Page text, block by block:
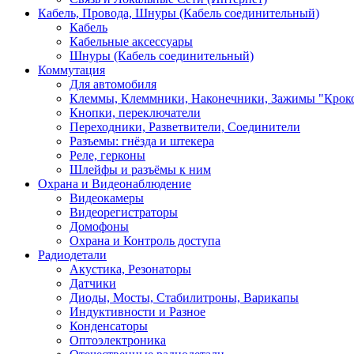
Кабель, Провода, Шнуры (Кабель соединительный)
Кабель
Кабельные аксессуары
Шнуры (Кабель соединительный)
Коммутация
Для автомобиля
Клеммы, Клеммники, Наконечники, Зажимы
Кнопки, переключатели
Переходники, Разветвители, Соединители
Разъемы: гнёзда и штекера
Реле, герконы
Шлейфы и разъёмы к ним
Охрана и Видеонаблюдение
Видеокамеры
Видеорегистраторы
Домофоны
Охрана и Контроль доступа
Радиодетали
Акустика, Резонаторы
Датчики
Диоды, Мосты, Стабилитроны, Варикапы
Индуктивности и Разное
Конденсаторы
Оптоэлектроника